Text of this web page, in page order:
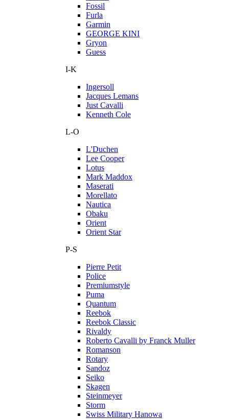
Fossil
Furla
Garmin
GEORGE KINI
Gryon
Guess
I-K
Ingersoll
Jacques Lemans
Just Cavalli
Kenneth Cole
L-O
L'Duchen
Lee Cooper
Lotus
Mark Maddox
Maserati
Morellato
Nautica
Obaku
Orient
Orient Star
P-S
Pierre Petit
Police
Premiumstyle
Puma
Quantum
Reebok
Reebok Classic
Rivaldy
Roberto Cavalli by Franck Muller
Romanson
Rotary
Sandoz
Seiko
Skagen
Steinmeyer
Storm
Swiss Military Hanowa